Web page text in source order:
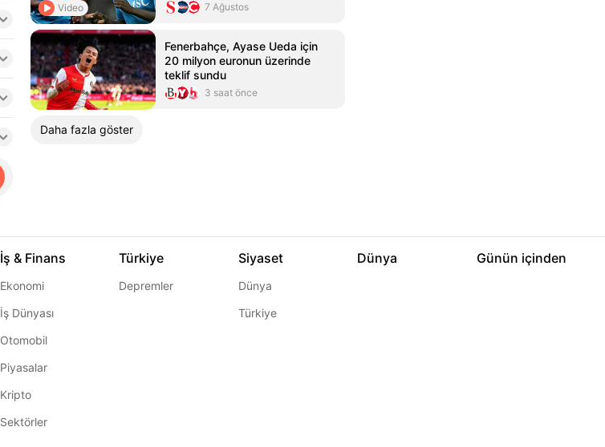
Video 7 Ağustos
Fenerbahçe, Ayase Ueda için
20 milyon euronun üzerinde
teklif sundu
3 saat önce
Daha fazla göster
İş & Finans
Ekonomi
İş Dünyası
Otomobil
Piyasalar
Kripto
Sektörler
Türkiye
Depremler
Siyaset
Dünya
Türkiye
Dünya Günün içinden